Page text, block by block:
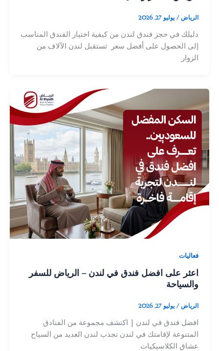
الرياض/ يوليو 27, 2026
دليلك في حجز فندق لندن من كيفية اختيار الفندق المناسب
إلى الحصول على أفضل سعر تستقبل لندن الآلاف من
الزوار
فعاليات
اعثر على افضل فندق في لندن – الرياض للسفر
والسياحة
الرياض/ يوليو 27, 2026
افضل فندق في لندن | اكتشف مجموعة من الفنادق
المتنوعة لإقامتك في لندن تجذب لندن العديد من السياح
عشاق الكلاسيكيات